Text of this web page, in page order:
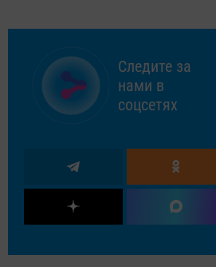
Следите за
нами в
соцсетях